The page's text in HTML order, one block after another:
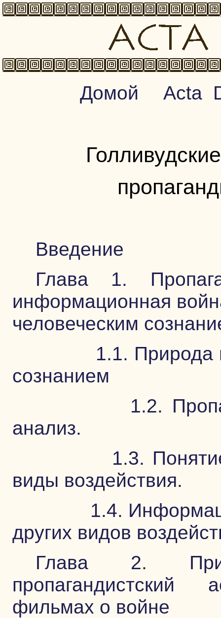
Домой Acta
Введение
Глава 1.
информационная
человеческим
1.1. Природа
сознанием
1.2.
анализ.
1.3. Понятие
виды воздействия.
1.4.
других видов
Глава 2.
фильмах о войне